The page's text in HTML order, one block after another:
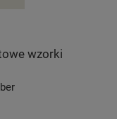
wzorki